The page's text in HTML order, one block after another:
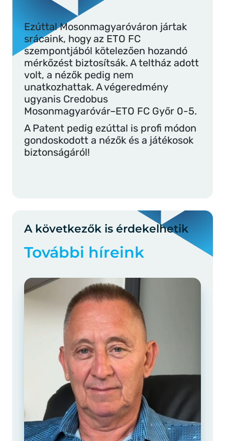
Ezúttal Mosonmagyaróváron jártak
srácaink, hogy az ETO FC
szempontjából kötelezően hozandó
mérkőzést biztosítsák. A teltház adott
volt, a nézők pedig nem
unatkozhattak. A végeredmény
ugyanis Credobus
Mosonmagyaróvár–ETO FC Győr 0-5.
A Patent pedig ezúttal is profi módon
gondoskodott a nézők és a játékosok
biztonságáról!
A következők is érdekelhetik
További híreink